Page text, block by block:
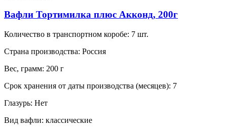
Вафли Тортимилка плюс Акконд, 200г
Количество в транспортном коробе: 7 шт.
Страна производства: Россия
Вес, грамм: 200 г
Срок хранения от даты производства (месяцев): 7
Глазурь: Нет
Вид вафли: классические